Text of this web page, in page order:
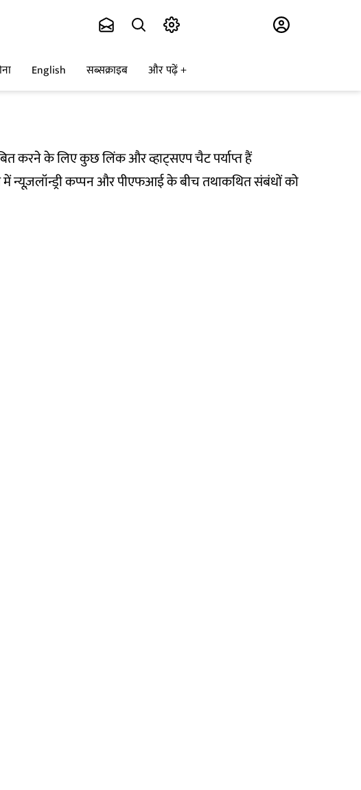
English सब्सक्राइब और पढ़ें
करने के लिए कुछ लिंक और व्हाट्सएप चैट पर्याप्त हैं
न्यूज़लॉन्ड्री कप्पन और पीएफआई के बीच तथाकथित संबंधों को